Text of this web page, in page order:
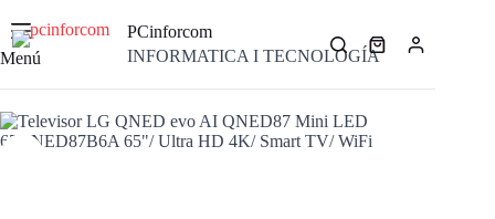
contenido
Menú
PCinforcom
INFORMATICA I TECNOLOGÍACarro
compra